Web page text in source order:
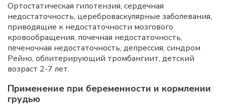
Ортостатическая гипотензия, сердечная
недостаточность, цереброваскулярные заболевания,
приводящие к недостаточности мозгового
кровообращения, почечная недостаточность,
печеночная недостаточность, депрессия, синдром
Рейно, облитерирующий тромбангиит, детский
возраст 2-7 лет.
Применение при беременности и кормлении
грудью